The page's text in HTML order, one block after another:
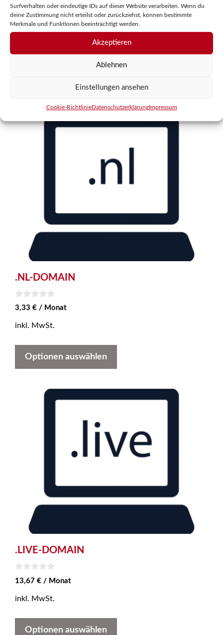
Surfverhalten oder eindeutige IDs auf dieser Website verarbeiten. Wenn du
deine Zustimmung nicht erteilst oder zurückziehst, können bestimmte
Merkmale und Funktionen beeinträchtigt werden.
Akzeptieren
Ablehnen
Einstellungen ansehen
Cookie-RichtlinieDatenschutzerklärungImpressum
.US-DOMAIN
0
n
inkl. MwSt.
Optionen auswählen
.NL-DOMAIN
0
v
n
3,33 € / Monat
inkl. MwSt.
Optionen auswählen
.LIVE-DOMAIN
0
v
n
13,67 € / Monat
inkl. MwSt.
Optionen auswählen